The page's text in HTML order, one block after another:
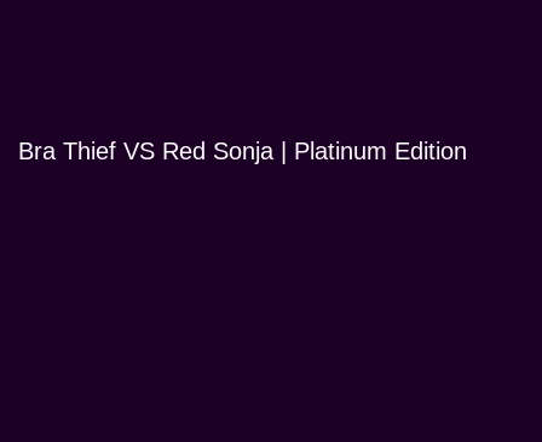
Bra Thief VS Red Sonja | Platinum Edition